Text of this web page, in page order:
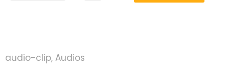
audio-clip, Audios